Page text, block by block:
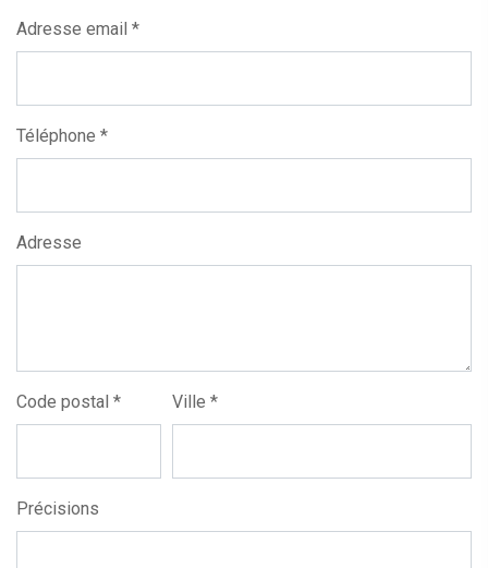
Adresse email *
Téléphone *
Adresse
Code postal * Ville *
Précisions